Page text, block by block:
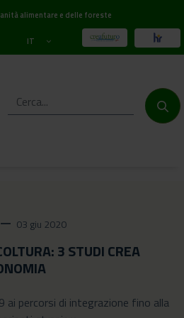
alimentare e delle foreste
IT
remove 03 giu 2020
3 STUDI CREA
ai percorsi di integrazione fino alla